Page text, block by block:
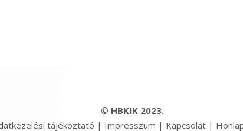
© HBKIK 2023.
tájékoztató | Impresszum | Kapcsolat|